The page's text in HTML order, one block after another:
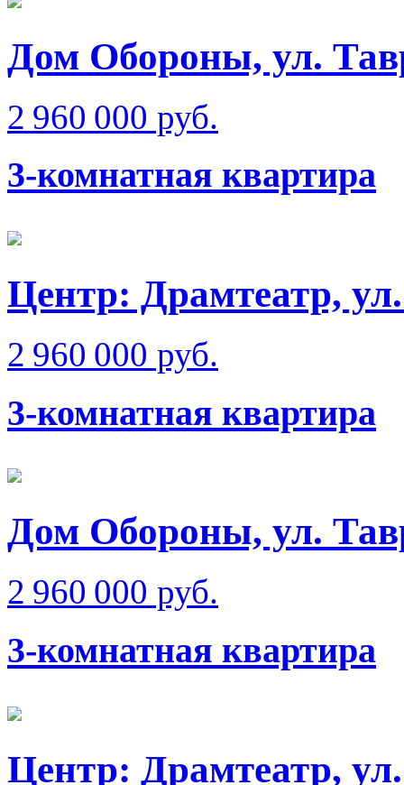
Дом Обороны, ул.
2 960 000 руб.
3-комнатная квартира
Центр: Драмтеатр,
2 960 000 руб.
3-комнатная квартира
Дом Обороны, ул.
2 960 000 руб.
3-комнатная квартира
Центр: Драмтеатр,